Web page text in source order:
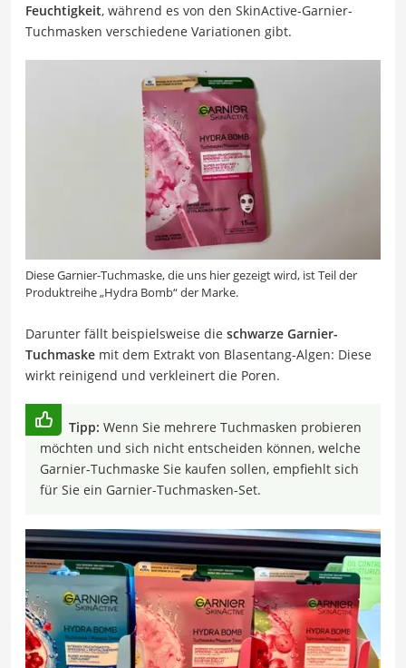
Feuchtigkeit, während es von den SkinActive-Garnier-
Tuchmasken verschiedene Variationen gibt.
Diese Garnier-Tuchmaske, die uns hier gezeigt wird, ist Teil der
Produktreihe „Hydra Bomb“ der Marke.
Darunter fällt beispielsweise die schwarze Garnier-
Tuchmaske mit dem Extrakt von Blasentang-Algen: Diese
wirkt reinigend und verkleinert die Poren.
Tipp: Wenn Sie mehrere Tuchmasken probieren
möchten und sich nicht entscheiden können, welche
Garnier-Tuchmaske Sie kaufen sollen, empfiehlt sich
für Sie ein Garnier-Tuchmasken-Set.